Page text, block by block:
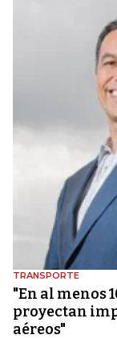
TRANSPORTE
"En al menos
proyectan
aéreos"